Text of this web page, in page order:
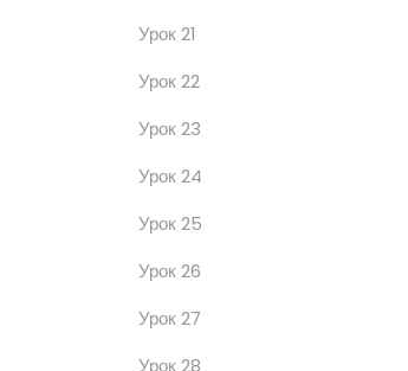
Урок 21
Урок 22
Урок 23
Урок 24
Урок 25
Урок 26
Урок 27
Урок 28